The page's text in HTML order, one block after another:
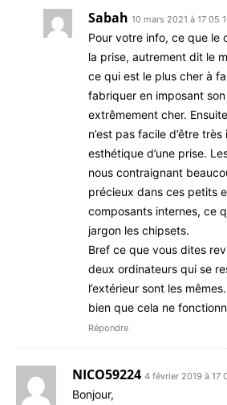
Sabah 10 mars 2021 à 17 05
Pour votre info, ce que le
la prise, autrement dit le
ce qui est le plus cher à
fabriquer en imposant
extrêmement cher.
n’est pas facile d’être
esthétique d’une prise.
nous contraignant
précieux dans ces petits
composants internes, ce
jargon les chipsets.
Bref ce que vous dites
deux ordinateurs qui se
l’extérieur sont les
bien que cela ne
Répondre
NICO59224 4 février 2019 à 17
Bonjour,